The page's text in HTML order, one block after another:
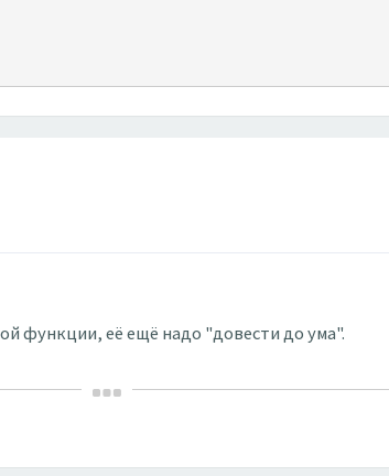
функции, её ещё надо "довести до ума".